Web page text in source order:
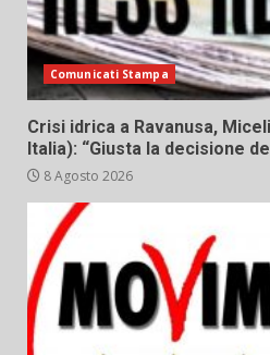
Comunicati Stampa
Crisi idrica a Ravanusa,
Italia): “Giusta la decisione
8 Agosto 2026